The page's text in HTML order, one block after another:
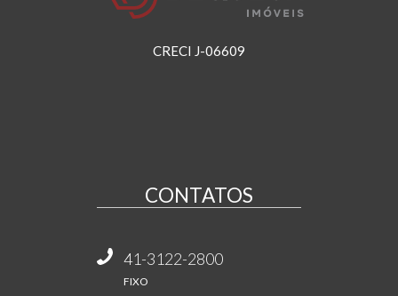
CRECI J-06609
CONTATOS
41-3122-2800
FIXO